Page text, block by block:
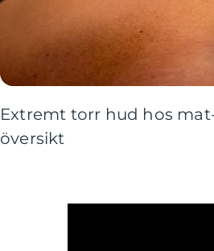
Extremt torr hud hos
översikt